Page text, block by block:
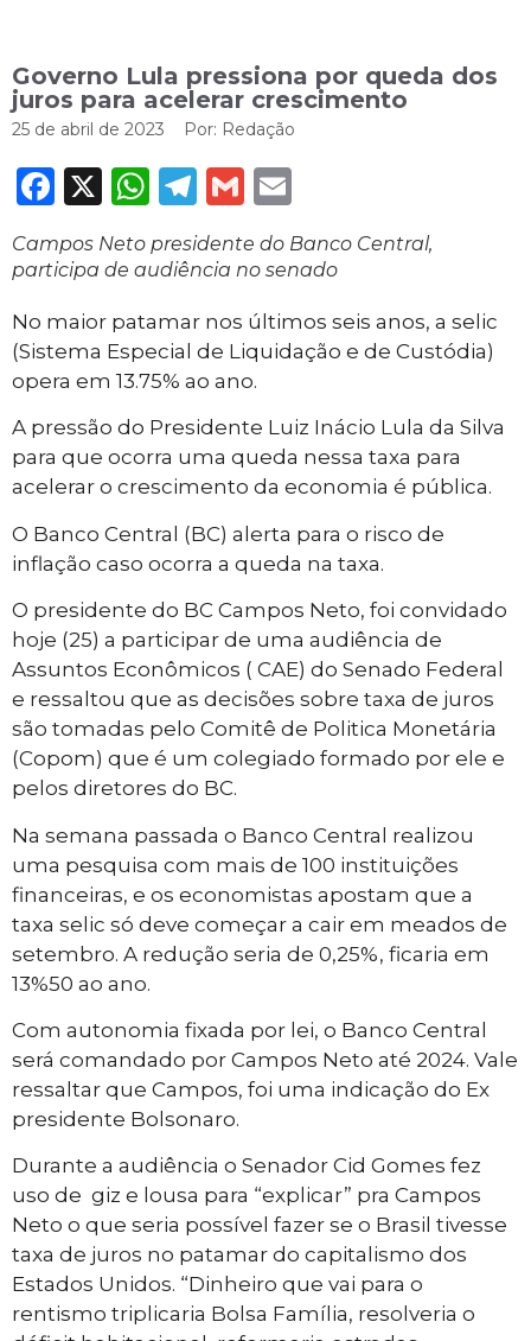
Governo Lula pressiona por queda dos
juros para acelerar crescimento
25 de abril de 2023 Por: Redação
Facebook
X WhatsApp
Telegram
Gmail
Campos Neto presidente do Banco Central,
participa de audiência no senado
No maior patamar nos últimos seis anos, a selic
(Sistema Especial de Liquidação e de Custódia)
opera em 13.75% ao ano.
A pressão do Presidente Luiz Inácio Lula da Silva
para que ocorra uma queda nessa taxa para
acelerar o crescimento da economia é pública.
O Banco Central (BC) alerta para o risco de
inflação caso ocorra a queda na taxa.
O presidente do BC Campos Neto, foi convidado
hoje (25) a participar de uma audiência de
Assuntos Econômicos ( CAE) do Senado Federal
e ressaltou que as decisões sobre taxa de juros
são tomadas pelo Comitê de Politica Monetária
(Copom) que é um colegiado formado por ele e
pelos diretores do BC.
Na semana passada o Banco Central realizou
uma pesquisa com mais de 100 instituições
financeiras, e os economistas apostam que a
taxa selic só deve começar a cair em meados de
setembro. A redução seria de 0,25%, ficaria em
13%50 ao ano.
Com autonomia fixada por lei, o Banco Central
será comandado por Campos Neto até 2024. Vale
ressaltar que Campos, foi uma indicação do Ex
presidente Bolsonaro.
Durante a audiência o Senador Cid Gomes fez
uso de giz e lousa para “explicar” pra Campos
Neto o que seria possível fazer se o Brasil tivesse
taxa de juros no patamar do capitalismo dos
Estados Unidos. “Dinheiro que vai para o
rentismo triplicaria Bolsa Família, resolveria o